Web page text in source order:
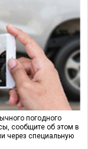
погодного
сообщите об этом в
через специальную